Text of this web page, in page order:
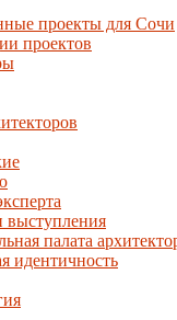
проекты для Сочи
проектов
выступления
палата
идентичность